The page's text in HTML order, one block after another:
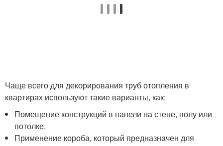
Чаще всего для декорирования труб отопления в
квартирах используют такие варианты, как:
Помещение конструкций в панели на стене, полу или
потолке.
Применение короба, который предназначен для